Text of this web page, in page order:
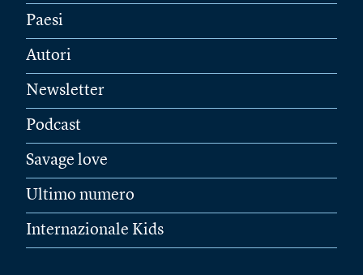
Paesi
Autori
Newsletter
Podcast
Savage love
Ultimo numero
Internazionale Kids